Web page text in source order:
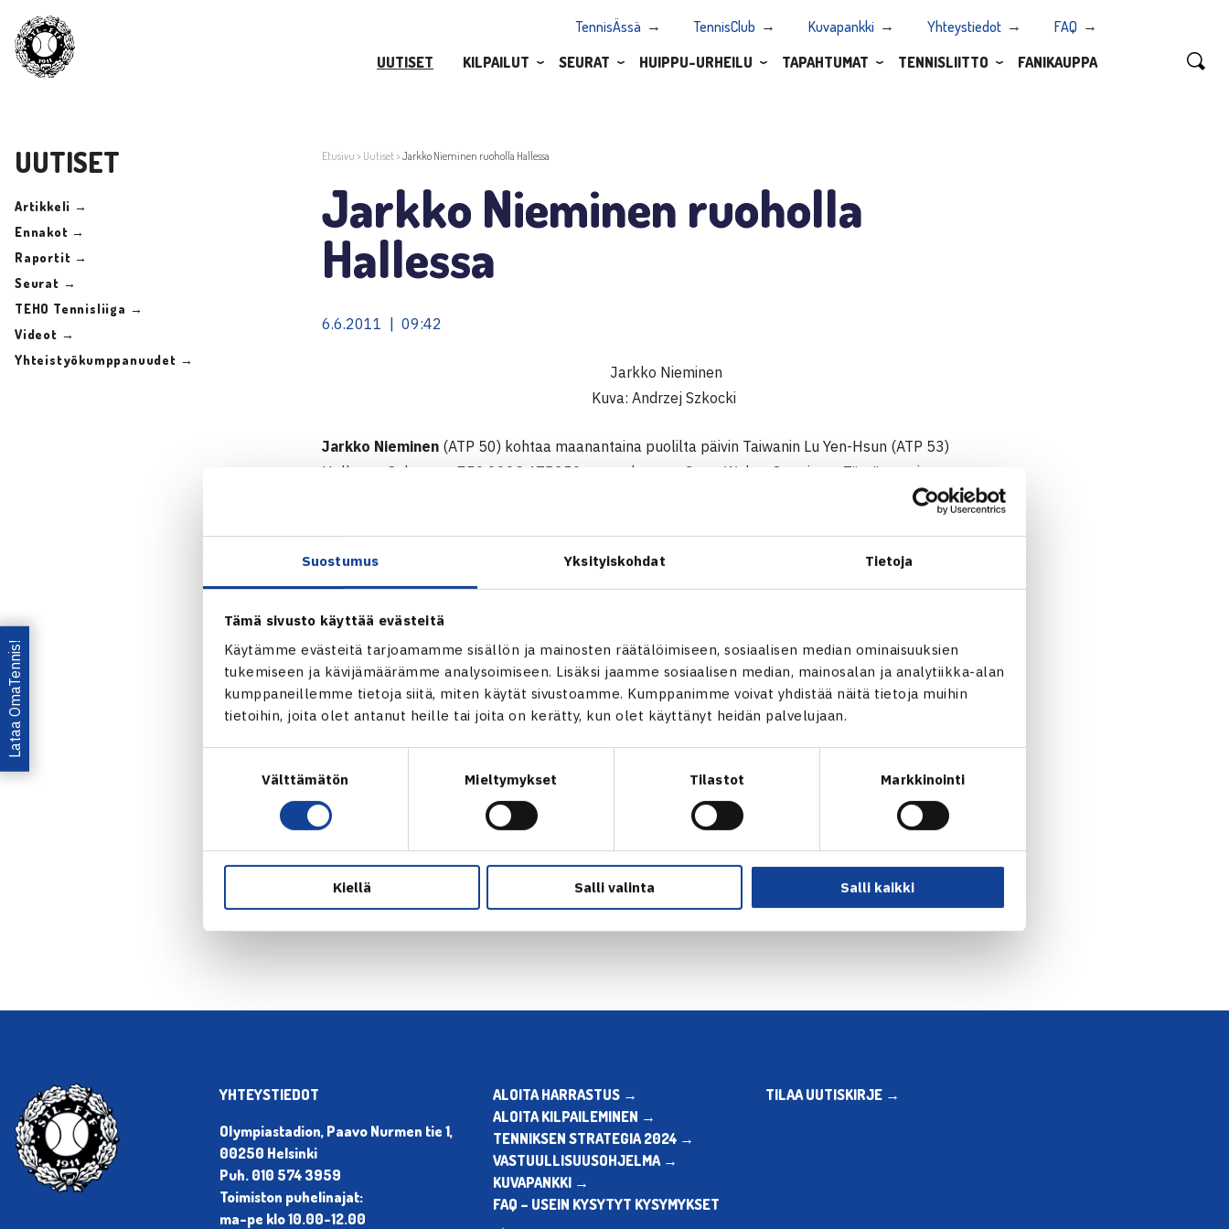
Suostumus Yksityiskohdat Tietoja
Tämä sivusto käyttää evästeitä
Käytämme evästeitä tarjoamamme sisällön ja mainosten räätälöimiseen, sosiaalisen median ominaisuuksien
tukemiseen ja kävijämäärämme analysoimiseen. Lisäksi jaamme sosiaalisen median, mainosalan ja analytiikka-alan
kumppaneillemme tietoja siitä, miten käytät sivustoamme. Kumppanimme voivat yhdistää näitä tietoja muihin
tietoihin, joita olet antanut heille tai joita on kerätty, kun olet käyttänyt heidän palvelujaan.
Välttämätön Mieltymykset Tilastot Markkinointi
Kiellä Salli valinta Salli kaikki
TennisÄssä TennisClub Kuvapankki Yhteystiedot
FAQ
UUTISET
KILPAILUT SEURAT HUIPPU-URHEILU TAPAHTUMAT TENNISLIITTO FANIKAUPPA
UUTISET
Artikkeli →
Ennakot →
Raportit →
Seurat →
TEHO Tennisliiga →
Videot →
Yhteistyökumppanuudet →
Etusivu > Uutiset>Jarkko Nieminen ruoholla Hallessa
Jarkko Nieminen ruoholla
Hallessa
6.6.2011 | 09:42
Jarkko Nieminen
Kuva: Andrzej Szkocki
Jarkko Nieminen (ATP 50) kohtaa maanantaina puolilta päivin Taiwanin Lu Yen-Hsun (ATP 53)
Hallessa, Saksassa, 750.000€ ATP250-turnauksessa, Gerry Weber Openissa. Tämä on miesten
kolmas kohtaaminen ja voitot ovat 1-1. Jarkko voitti taiwanilaisen olympiakisoissa Ateenassa vuonna
Venäjän Sergiy Stakhovsky ja Mikhail Youzhny.
Hallen ATP250-turnaus verkossa
Jarkko Niemisen verkkosivut
Jaa:
← Edellinen Seuraava uutinen: Lu voitti Jarkko… →
Lataa OmaTennis!
YHTEYSTIEDOT
Olympiastadion, Paavo Nurmen tie 1,
00250 Helsinki
Puh. 010 574 3959
Toimiston puhelinajat:
ma-pe klo 10.00-12.00
ALOITA HARRASTUS →
ALOITA KILPAILEMINEN →
TENNIKSEN STRATEGIA 2024 →
VASTUULLISUUSOHJELMA →
KUVAPANKKI →
FAQ – USEIN KYSYTYT KYSYMYKSET
TILAA UUTISKIRJE →